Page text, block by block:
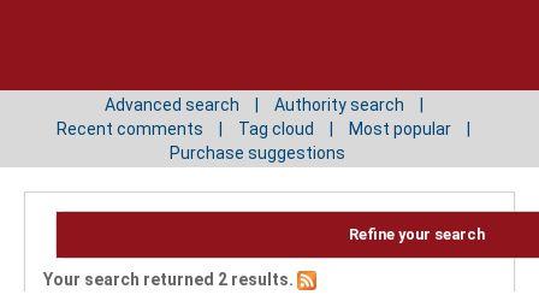
Advanced search
Authority search
Recent comments
Tag cloud
Most popular
Purchase suggestions
Refine your search
Your search returned 2 results.